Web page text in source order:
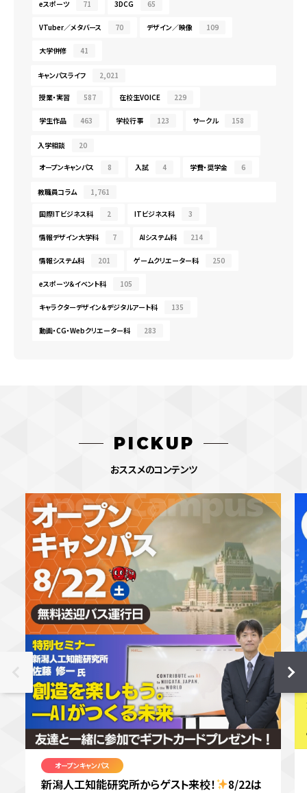
eスポーツ 71 3DCG 65
VTuber／メタバース 70 デザイン／映像 109
大学併修 41
キャンパスライフ 2,021
授業・実習 587 在校生VOICE 229
学生作品 463 学校行事 123 サークル 158
入学相談 20
オープンキャンパス 8 入試 4 学費・奨学金 6
教職員コラム 1,761
国際ITビジネス科 2 ITビジネス科 3
情報デザイン大学科 7 AIシステム科 214
情報システム科 201 ゲームクリエーター科 250
eスポーツ＆イベント科 105
キャラクターデザイン＆デジタルアート科 135
動画・CG・Webクリエーター科 283
PICKUP
おススメのコンテンツ
オープンキャンパス
新潟人工知能研究所からゲスト来校！
8/22は